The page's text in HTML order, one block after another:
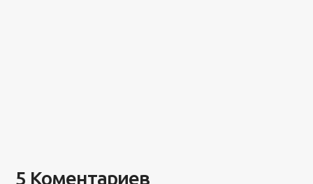
5 Коментариев